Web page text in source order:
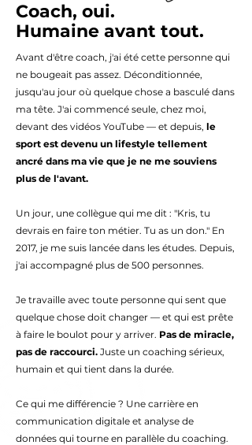
Coach, oui.
Humaine avant tout.
Avant d'être coach, j'ai été cette personne qui
ne bougeait pas assez. Déconditionnée,
jusqu'au jour où quelque chose a basculé dans
ma tête. J'ai commencé seule, chez moi,
devant des vidéos YouTube — et depuis, le
sport est devenu un lifestyle tellement
ancré dans ma vie que je ne me souviens
plus de l'avant.
Un jour, une collègue qui me dit : "Kris, tu
devrais en faire ton métier. Tu as un don." En
2017, je me suis lancée dans les études. Depuis,
j'ai accompagné plus de 500 personnes.
Je travaille avec toute personne qui sent que
quelque chose doit changer — et qui est prête
à faire le boulot pour y arriver. Pas de miracle,
pas de raccourci. Juste un coaching sérieux,
humain et qui tient dans la durée.
Ce qui me différencie ? Une carrière en
communication digitale et analyse de
données qui tourne en parallèle du coaching.